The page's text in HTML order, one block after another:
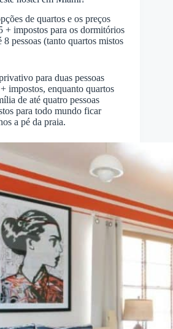
de quartos e os preços
+ impostos para os dormitórios
pessoas (tanto quartos mistos
para duas pessoas
impostos, enquanto quartos
de até quatro pessoas
para todo mundo ficar
a pé da praia.